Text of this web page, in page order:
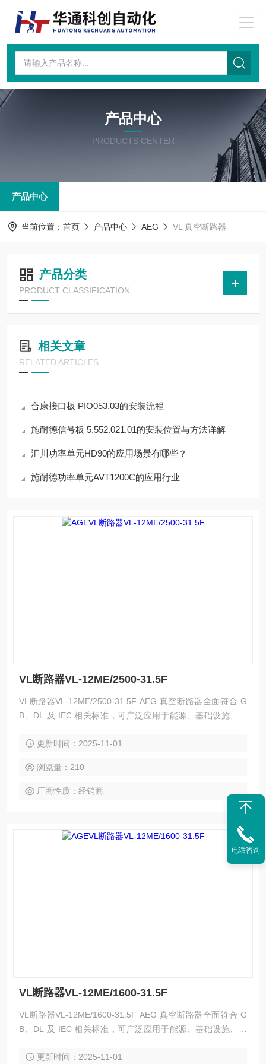
产品中心
PRODUCTS CENTER
产品中心
当前位置： 首页 产品中心 AEG VL 真空断路器
产品分类
PRODUCT CLASSIFICATION
相关文章
RELATED ARTICLES
合康接口板 PIO053.03的安装流程
施耐德信号板 5.552.021.01的安装位置与方法详解
汇川功率单元HD90的应用场景有哪些？
施耐德功率单元AVT1200C的应用行业
VL断路器VL-12ME/2500-31.5F
VL断路器VL-12ME/2500-31.5F AEG 真空断路器全面符合 G
B、DL 及 IEC 相关标准，可广泛应用于能源、基础设施、工
适用于新建或改扩建的中压变电站中，以及投切各种不同性质
更新时间：2025-11-01
浏览量：210
厂商性质：经销商
VL断路器VL-12ME/1600-31.5F
VL断路器VL-12ME/1600-31.5F AEG 真空断路器全面符合 G
B、DL 及 IEC 相关标准，可广泛应用于能源、基础设施、工
适用于新建或改扩建的中压变电站中，以及投切各种不同性质
更新时间：2025-11-01
电话咨询